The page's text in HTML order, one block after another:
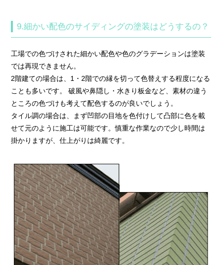
9.細かい配色のサイディングの塗装はどうするの？
工場での色づけされた細かい配色や色のグラデーションは塗装
では再現できません。
2階建ての場合は、1・2階での縁を切って色替えする程度になる
ことも多いです。 破風や鼻隠し・水きり板金など、素材の違う
ところの色づけも考えて配色するのが良いでしょう。
タイル調の場合は、まず凹部の目地を色付けして凸部に色を載
せて元のように施工は可能です。慎重な作業なので少し時間は
掛かりますが、仕上がりは綺麗です。